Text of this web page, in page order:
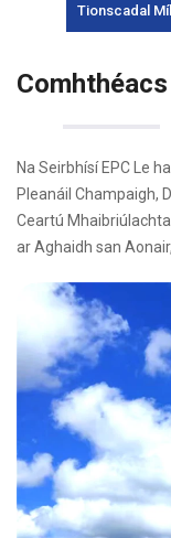
Tionscadal
Na Seirbhísí EPC Le
Pleanáil Champaigh,
Ceartú
ar Aghaidh san